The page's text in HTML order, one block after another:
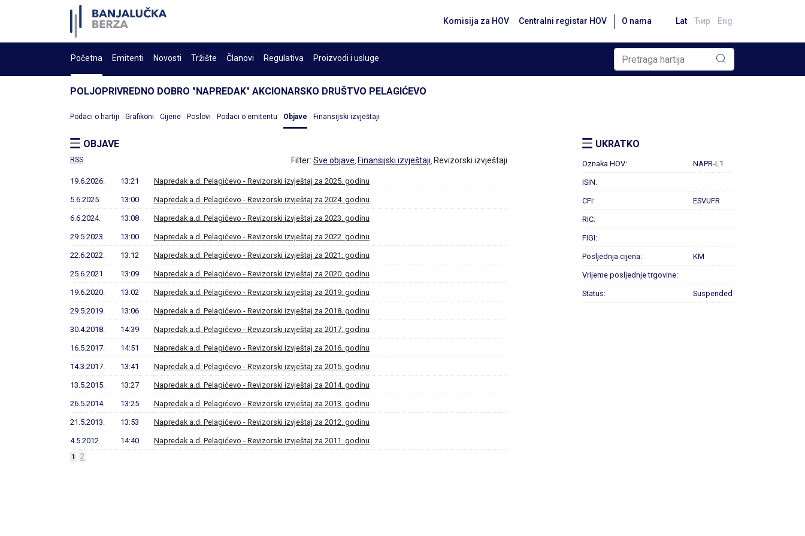
Komisija za HOV Centralni registar HOV O nama Lat Ћир Eng
Početna Emitenti Novosti Tržište Članovi Regulativa Proizvodi i usluge
POLJOPRIVREDNO DOBRO "NAPREDAK" AKCIONARSKO DRUŠTVO PELAGIĆEVO
Podaci o hartiji Grafikoni Cijene Poslovi Podaci o emitentu Objave Finansijski izvještaji
OBJAVE
RSS Filter: Sve objave, Finansijski izvještaji, Revizorski izvještaji
19.6.2026. 13:21 Napredak a.d. Pelagićevo - Revizorski izvještaj za 2025. godinu
5.6.2025. 13:00 Napredak a.d. Pelagićevo - Revizorski izvještaj za 2024. godinu
6.6.2024. 13:08 Napredak a.d. Pelagićevo - Revizorski izvještaj za 2023. godinu
29.5.2023. 13:00 Napredak a.d. Pelagićevo - Revizorski izvještaj za 2022. godinu
22.6.2022. 13:12 Napredak a.d. Pelagićevo - Revizorski izvještaj za 2021. godinu
25.6.2021. 13:09 Napredak a.d. Pelagićevo - Revizorski izvještaj za 2020. godinu
19.6.2020. 13:02 Napredak a.d. Pelagićevo - Revizorski izvještaj za 2019. godinu
29.5.2019. 13:06 Napredak a.d. Pelagićevo - Revizorski izvještaj za 2018. godinu
30.4.2018. 14:39 Napredak a.d. Pelagićevo - Revizorski izvještaj za 2017. godinu
16.5.2017. 14:51 Napredak a.d. Pelagićevo - Revizorski izvještaj za 2016. godinu
14.3.2017. 13:41 Napredak a.d. Pelagićevo - Revizorski izvještaj za 2015. godinu
13.5.2015. 13:27 Napredak a.d. Pelagićevo - Revizorski izvještaj za 2014. godinu
26.5.2014. 13:25 Napredak a.d. Pelagićevo - Revizorski izvještaj za 2013. godinu
21.5.2013. 13:53 Napredak a.d. Pelagićevo - Revizorski izvještaj za 2012. godinu
4.5.2012. 14:40 Napredak a.d. Pelagićevo - Revizorski izvještaj za 2011. godinu
1 2
UKRATKO
Oznaka HOV: NAPR-L1
ISIN:
CFI: ESVUFR
RIC:
FIGI:
Posljednja cijena: KM
Vrijeme posljednje trgovine:
Status: Suspended